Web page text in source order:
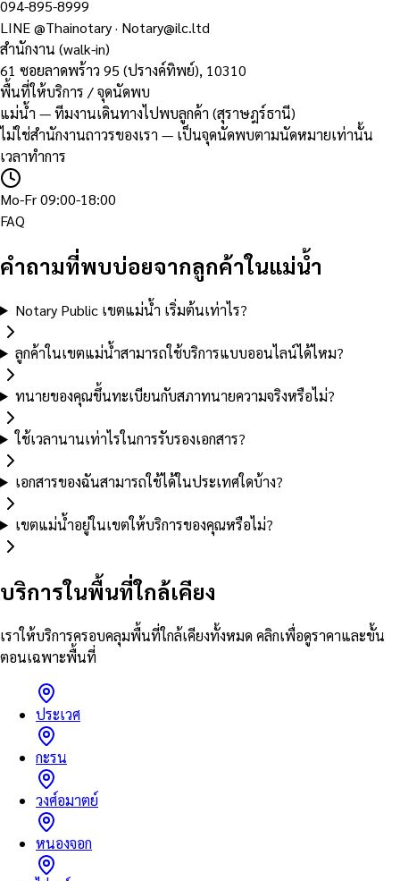
094-895-8999
LINE@Thainotary· Notary@ilc.ltd
สำนักงาน (walk-in)
61 ซอยลาดพร้าว 95 (ปรางค์ทิพย์), 10310
พื้นที่ให้บริการ / จุดนัดพบ
แม่น้ำ — ทีมงานเดินทางไปพบลูกค้า (สุราษฎร์ธานี)
ไม่ใช่สำนักงานถาวรของเรา — เป็นจุดนัดพบตามนัดหมายเท่านั้น
เวลาทำการ
Mo-Fr 09:00-18:00
FAQ
คำถามที่พบบ่อยจากลูกค้าในแม่น้ำ
Notary Public เขตแม่น้ำ เริ่มต้นเท่าไร?
ลูกค้าในเขตแม่น้ำสามารถใช้บริการแบบออนไลน์ได้ไหม?
ทนายของคุณขึ้นทะเบียนกับสภาทนายความจริงหรือไม่?
ใช้เวลานานเท่าไรในการรับรองเอกสาร?
เอกสารของฉันสามารถใช้ได้ในประเทศใดบ้าง?
เขตแม่น้ำอยู่ในเขตให้บริการของคุณหรือไม่?
บริการในพื้นที่ใกล้เคียง
เราให้บริการครอบคลุมพื้นที่ใกล้เคียงทั้งหมด คลิกเพื่อดูราคาและขั้น
ตอนเฉพาะพื้นที่
ประเวศ
กะรน
วงศ์อมาตย์
หนองจอก